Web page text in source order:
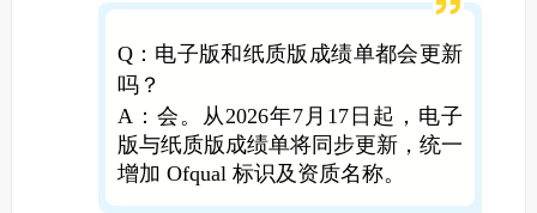
Q：电子版和纸质版成绩单都会更新
吗？
A：会。从2026年7月17日起，电子
版与纸质版成绩单将同步更新，统一
增加 Ofqual 标识及资质名称。